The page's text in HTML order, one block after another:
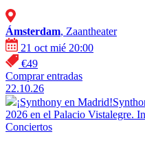
Ámsterdam, Zaantheater
21 oct mié 20:00
€49
Comprar entradas
22.10.26
¡Synthony en Madrid!
2026 en el Palacio Vistalegre.
Conciertos